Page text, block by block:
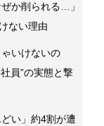
か削られる…」
ない理由
ゃいけないの
員”の実態と撃
い」約4割が遭